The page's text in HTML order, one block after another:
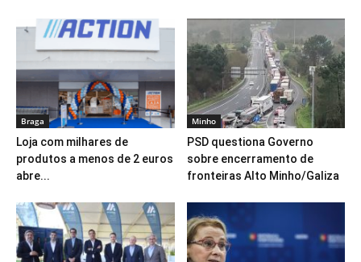
Braga
Loja com milhares de
produtos a menos de 2 euros
abre...
Minho
PSD questiona Governo
sobre encerramento de
fronteiras Alto Minho/Galiza